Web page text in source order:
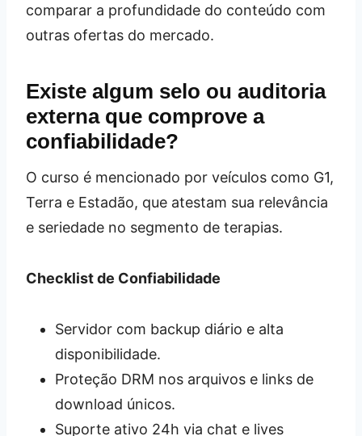
comparar a profundidade do conteúdo com
outras ofertas do mercado.
Existe algum selo ou auditoria
externa que comprove a
confiabilidade?
O curso é mencionado por veículos como G1,
Terra e Estadão, que atestam sua relevância
e seriedade no segmento de terapias.
Checklist de Confiabilidade
Servidor com backup diário e alta
disponibilidade.
Proteção DRM nos arquivos e links de
download únicos.
Suporte ativo 24h via chat e lives